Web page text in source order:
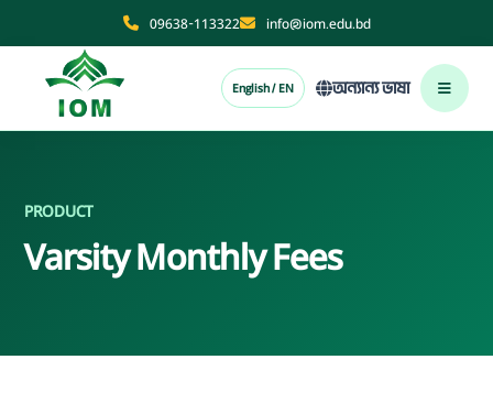
09638-113322 info@iom.edu.bd
English / EN অন্যান্য ভাষা
PRODUCT
Varsity Monthly Fees